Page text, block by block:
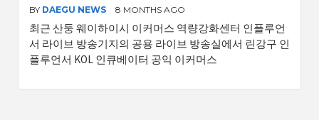
BY DAEGU NEWS 8 MONTHS AGO
최근 산둥 웨이하이시 이커머스 역량강화센터 인플루언
서 라이브 방송기지의 공용 라이브 방송실에서 린강구 인
플루언서 KOL 인큐베이터 공익 이커머스